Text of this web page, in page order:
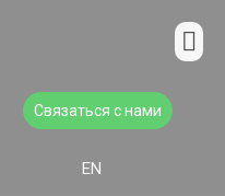
Связаться с нами
EN